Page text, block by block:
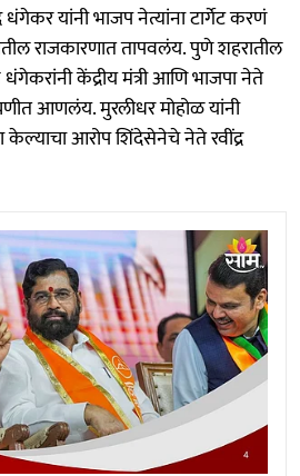
यांनी भाजप नेत्यांना टार्गेट करणं
राजकारणात तापवलंय. पुणे शहरातील
केंद्रीय मंत्री आणि भाजपा नेते
आणलंय. मुरलीधर मोहोळ यांनी
केल्याचा आरोप शिंदेसेनेचे नेते रवींद्र